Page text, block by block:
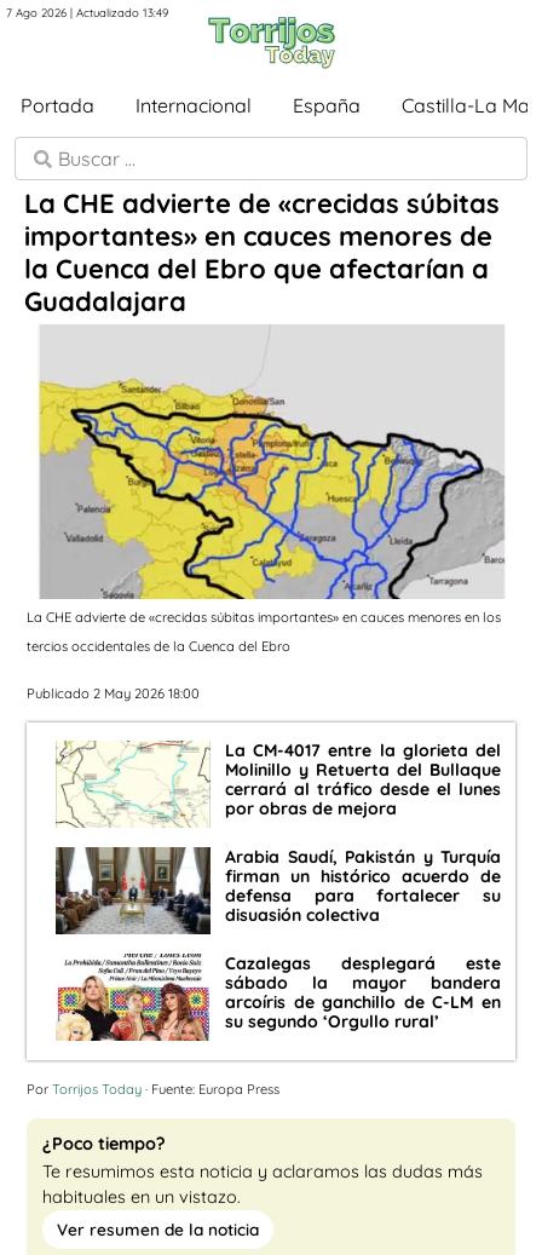
7 Ago 2026 | Actualizado 13:49
Portada Internacional España Castilla-La
La CHE advierte de «crecidas súbitas
importantes» en cauces menores de
la Cuenca del Ebro que afectarían a
Guadalajara
La CHE advierte de «crecidas súbitas importantes» en cauces menores en los
tercios occidentales de la Cuenca del Ebro
Publicado 2 May 2026 18:00
La CM-4017 entre la glorieta del
Molinillo y Retuerta del Bullaque
cerrará al tráfico desde el lunes
por obras de mejora
Arabia Saudí, Pakistán y Turquía
firman un histórico acuerdo de
defensa para fortalecer su
disuasión colectiva
Cazalegas desplegará este
sábado la mayor bandera
arcoíris de ganchillo de C-LM en
su segundo ‘Orgullo rural’
Por Torrijos Today · Fuente: Europa Press
¿Poco tiempo?
Te resumimos esta noticia y aclaramos las dudas más
habituales en un vistazo.
Ver resumen de la noticia